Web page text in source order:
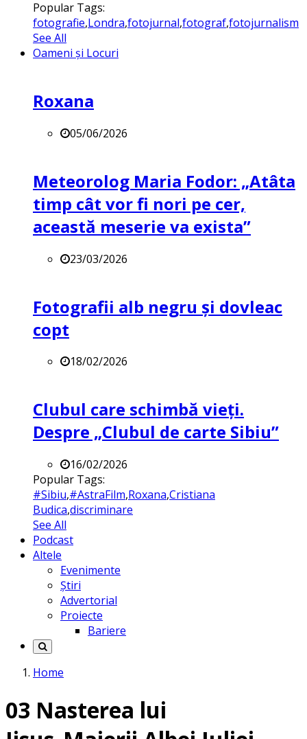
Popular Tags:
fotografie,Londra,fotojurnal,fotograf,fotojurnalism
See All
Oameni și Locuri
Roxana
05/06/2026
Meteorolog Maria Fodor: „Atâta
timp cât vor fi nori pe cer,
această meserie va exista”
23/03/2026
Fotografii alb negru și dovleac
copt
18/02/2026
Clubul care schimbă vieți.
Despre „Clubul de carte Sibiu”
16/02/2026
Popular Tags:
#Sibiu,#AstraFilm,Roxana,Cristiana
Budica,discriminare
See All
Podcast
Altele
Evenimente
Știri
Advertorial
Proiecte
Bariere
Home
03 Nasterea lui